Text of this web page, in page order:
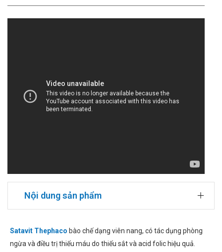
Nội dung sản phẩm
Satavit Thephaco bào chế dạng viên nang, có tác dụng phòng
ngừa và điều trị thiếu máu do thiếu sắt và acid folic hiệu quả.